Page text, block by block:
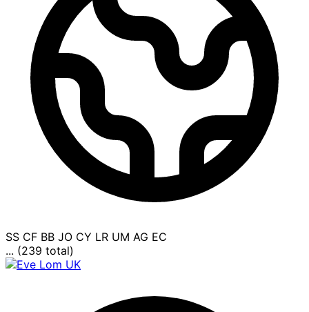
SS CF BB JO CY LR UM AG EC
... (239 total)